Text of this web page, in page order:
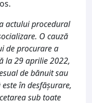
actului procedural
O cauză
de procurare a
la 29 aprilie 2022,
de bănuit sau
în desfășurare,
sub toate